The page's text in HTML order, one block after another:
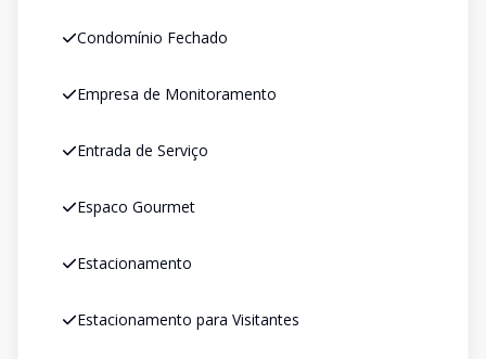
Condomínio Fechado
Empresa de Monitoramento
Entrada de Serviço
Espaco Gourmet
Estacionamento
Estacionamento para Visitantes